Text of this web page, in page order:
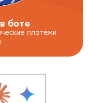
боте
платежи